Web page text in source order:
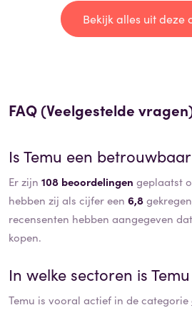
Bekijk alles uit deze
FAQ (Veelgestelde
IsTemu een
Er zijn 108 beoordelingen geplaatst
hebben zij als cijfer een 6,8
recensenten hebben aangegeven
kopen.
In welke sectoren isTemu
Temu is vooral actief in de categorie